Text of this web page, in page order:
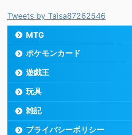
Tweets by Taisa87262546
MTG
ポケモンカード
遊戯王
玩具
雑記
プライバシーポリシー